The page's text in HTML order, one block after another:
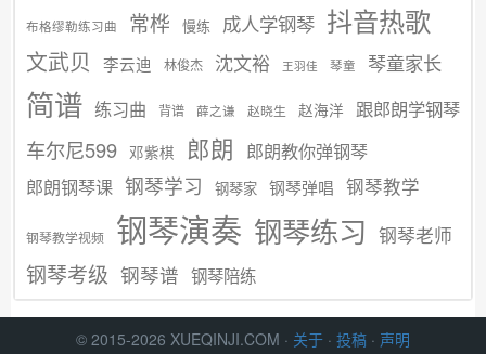
布格缪勒练习曲 常桦 慢练 成人学钢琴 抖音热歌
文武贝 李云迪 林俊杰 沈文裕 王羽佳 琴童 琴童家长
简谱 练习曲 背谱 薛之谦 赵晓生 赵海洋 跟郎朗学钢琴
车尔尼599 邓紫棋 郎朗 郎朗教你弹钢琴
郎朗钢琴课 钢琴学习 钢琴家 钢琴弹唱 钢琴教学
钢琴教学视频 钢琴演奏 钢琴练习 钢琴老师
钢琴考级 钢琴谱 钢琴陪练
© 2015-2026 XUEQINJI.COM · 关于 · 投稿 · 声明